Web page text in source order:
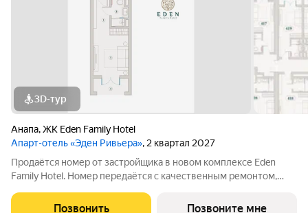
3D-тур
Анапа,ЖК Eden Family Hotel
Апарт-отель «Эден Ривьера», 2 квартал 2027
Продаётся номер от застройщика в новом комплексе Eden
Family Hotel. Номер передаётся с качественным ремонтом,
заселению или сдаче в аренду. Прямая продажа от
Позвонить Позвоните мне